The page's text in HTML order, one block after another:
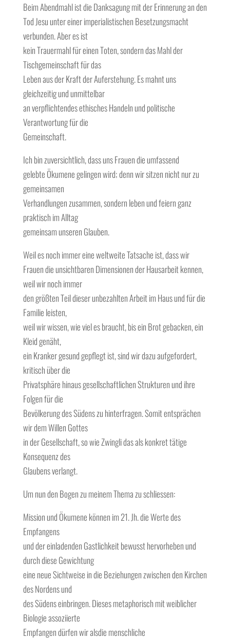
Beim Abendmahl ist die Danksagung mit der Erinnerung an den
Tod Jesu unter einer imperialistischen Besetzungsmacht
verbunden. Aber es ist
kein Trauermahl für einen Toten, sondern das Mahl der
Tischgemeinschaft für das
Leben aus der Kraft der Auferstehung. Es mahnt uns
gleichzeitig und unmittelbar
an verpflichtendes ethisches Handeln und politische
Verantwortung für die
Gemeinschaft.
Ich bin zuversichtlich, dass uns Frauen die umfassend
gelebte Ökumene gelingen wird; denn wir sitzen nicht nur zu
gemeinsamen
Verhandlungen zusammen, sondern leben und feiern ganz
praktisch im Alltag
gemeinsam unseren Glauben.
Weil es noch immer eine weltweite Tatsache ist, dass wir
Frauen die unsichtbaren Dimensionen der Hausarbeit kennen,
weil wir noch immer
den größten Teil dieser unbezahlten Arbeit im Haus und für die
Familie leisten,
weil wir wissen, wie viel es braucht, bis ein Brot gebacken, ein
Kleid genäht,
ein Kranker gesund gepflegt ist, sind wir dazu aufgefordert,
kritisch über die
Privatsphäre hinaus gesellschaftlichen Strukturen und ihre
Folgen für die
Bevölkerung des Südens zu hinterfragen. Somit entsprächen
wir dem Willen Gottes
in der Gesellschaft, so wie Zwingli das als konkret tätige
Konsequenz des
Glaubens verlangt.
Um nun den Bogen zu meinem Thema zu schliessen:
Mission und Ökumene können im 21. Jh. die Werte des
Empfangens
und der einladenden Gastlichkeit bewusst hervorheben und
durch diese Gewichtung
eine neue Sichtweise in die Beziehungen zwischen den Kirchen
des Nordens und
des Südens einbringen. Dieses metaphorisch mit weiblicher
Biologie assoziierte
Empfangen dürfen wir alsdie menschliche